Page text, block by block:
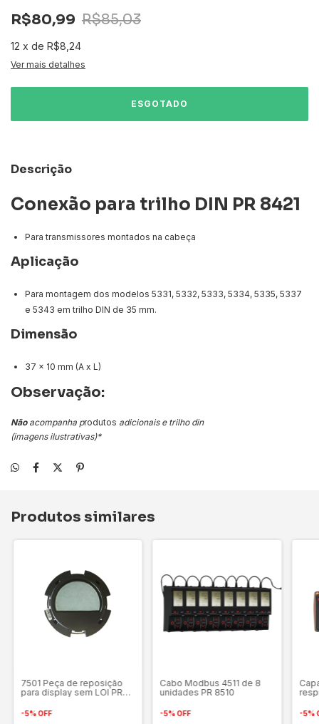
R$80,99 R$85,03
12 x de R$8,24
Ver mais detalhes
Descrição
Conexão para trilho DIN PR 8421
Para transmissores montados na cabeça
Aplicação
Para montagem dos modelos 5331, 5332, 5333, 5334, 5335, 5337
e 5343 em trilho DIN de 35 mm.
Dimensão
37 x 10 mm (A x L)
Observação:
Não acompanha produtos adicionais e trilho din
(imagens ilustrativas)*
Produtos similares
7501 Peça de reposição
para display sem LOI PR
-5%OFF
Cabo Modbus 4511 de 8
unidades PR 8510
-5%OFF -5%